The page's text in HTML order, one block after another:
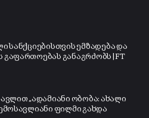
სანქციებისთვის ემზადება და
გაფართოებას განაგრძობს | FT
„ადამიანი ობობა: ახალი
ფილმი გახდა